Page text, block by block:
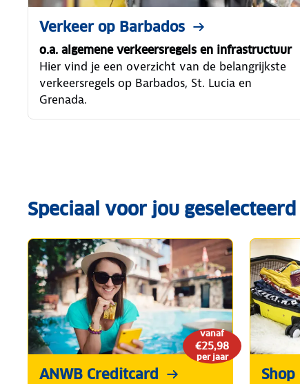
Verkeer op Barbados
o.a. algemene verkeersregels en infrastructuur
Hier vind je een overzicht van de belangrijkste
verkeersregels op Barbados, St. Lucia en
Grenada.
Speciaal voor jou geselecteerd
vanaf
€25,98
per jaar
ANWB Creditcard